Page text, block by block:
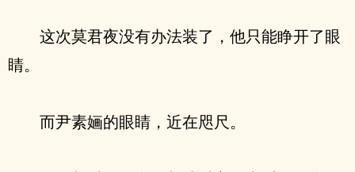
这次莫君夜没有办法装了，他只能睁开了眼
睛。
而尹素婳的眼睛，近在咫尺。